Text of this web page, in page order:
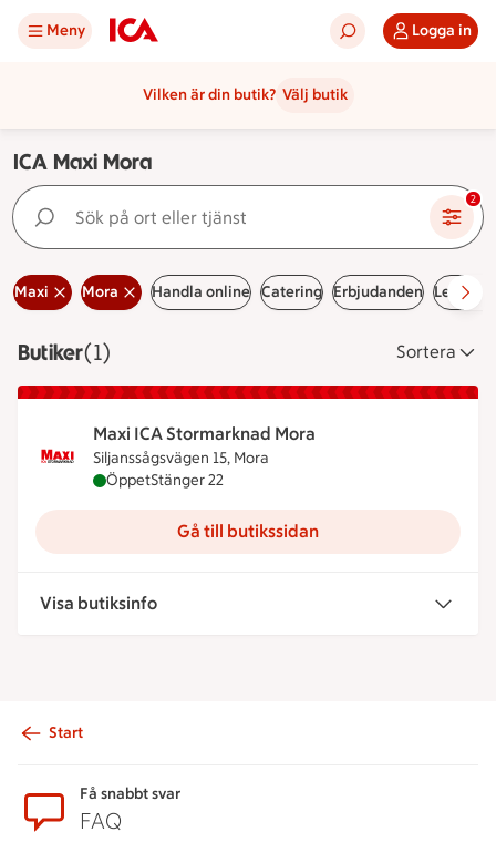
Meny Logga in
Vilken är din butik? Välj butik
ICA Maxi Mora
Sök på ort eller tjänst 2
Maxi Mora Handla online Catering Erbjudanden Lediga
ButikerVisar 1 stycken
(1) Sortera
Maxi ICA Stormarknad Mora
Siljanssågsvägen 15, Mora
Maxi ICA Stormarknad Mora är öppen nu, stänger
ÖppetStänger 22
Gå till butikssidan
Visa butiksinfo
Start
Få snabbt svar
FAQ